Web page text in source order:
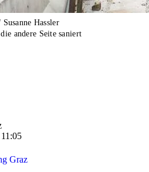
Hassler
andere Seite saniert
Graz